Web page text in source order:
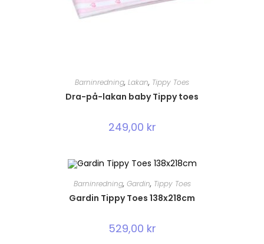
Barninredning, Lakan, Tippy Toes
Dra-på-lakan baby Tippy toes
249,00 kr
Barninredning, Gardin, Tippy Toes
Gardin Tippy Toes 138x218cm
529,00 kr